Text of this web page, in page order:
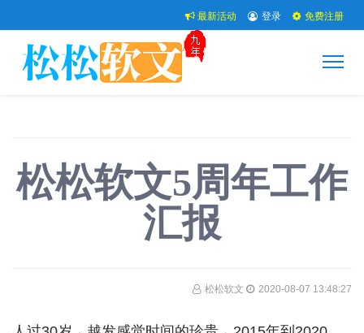
最新活动 登录 免费注册
松松软文5周年工作
汇报
松松软文 2020-08-07 13:48:27